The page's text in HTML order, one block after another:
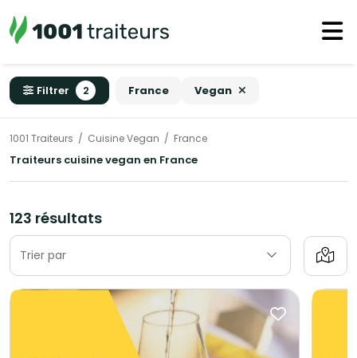
Filtrer 2 France Vegan
1001 Traiteurs Cuisine Vegan France
Traiteurs cuisine vegan en France
123 résultats
Trier par